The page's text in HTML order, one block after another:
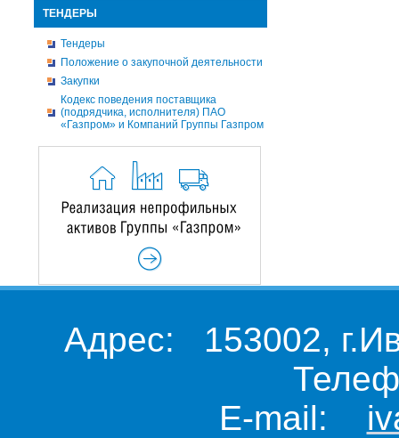
ТЕНДЕРЫ
Тендеры
Положение о закупочной деятельности
Закупки
Кодекс поведения поставщика
(подрядчика, исполнителя) ПАО
«Газпром» и Компаний Группы Газпром
Адрес: 153002,
E-mail: